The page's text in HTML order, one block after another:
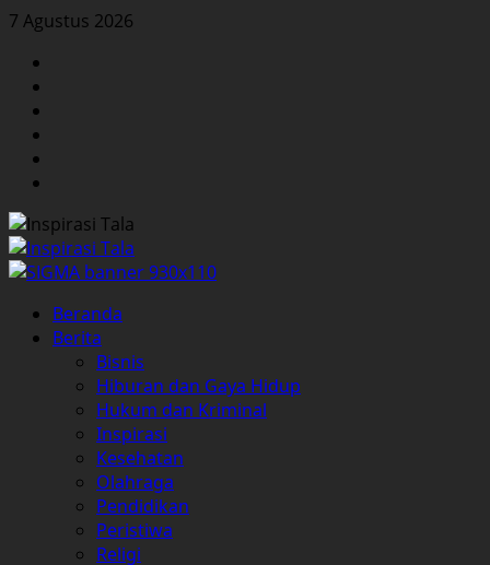
Skip
content
7 Agustus 2026
Primary
Menu
Beranda
Berita
Bisnis
Hiburan dan Gaya Hidup
Hukum dan Kriminal
Inspirasi
Kesehatan
Olahraga
Pendidikan
Peristiwa
Religi